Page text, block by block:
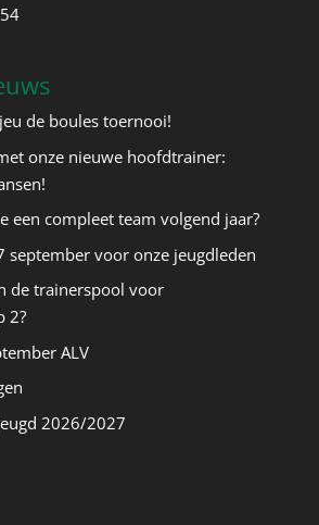
de boules toernooi!
onze nieuwe hoofdtrainer:
een compleet team volgend jaar?
september voor onze jeugdleden
de trainerspool voor
2?
ALV
2026/2027